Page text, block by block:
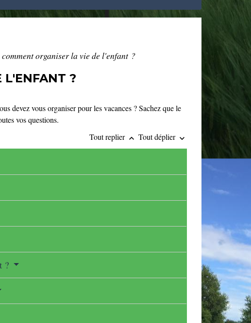
organiser la vie de l'enfant ?
L'ENFANT ?
devez vous organiser pour les vacances ? Sachez que le
vos questions.
Tout replier keyboard_arrow_up Tout déplier keyboard_arrow_down
?